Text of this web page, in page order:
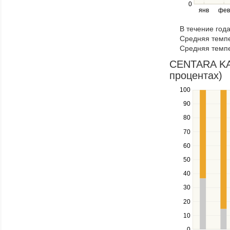
янв фев
0
navigate
through
items
in
a
series.
В течение
Средняя
Средняя
CENTARA
процентах)
10
20
30
40
50
60
70
80
90
100
Use
the
and
down
to
navigate
series.
Use
the
and
right